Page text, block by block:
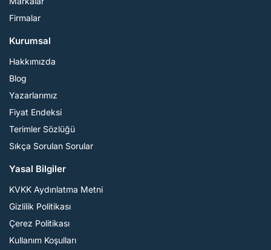
Firmalar
Kurumsal
Hakkımızda
Blog
Yazarlarımız
Fiyat Endeksi
Terimler Sözlüğü
Sıkça Sorulan Sorular
Yasal Bilgiler
KVKK Aydınlatma Metni
Gizlilik Politikası
Çerez Politikası
Kullanım Koşulları